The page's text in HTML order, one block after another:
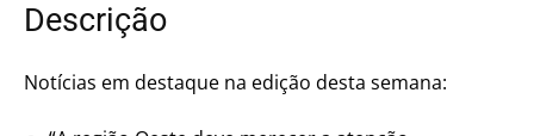
Descrição
Notícias em destaque na edição desta semana: